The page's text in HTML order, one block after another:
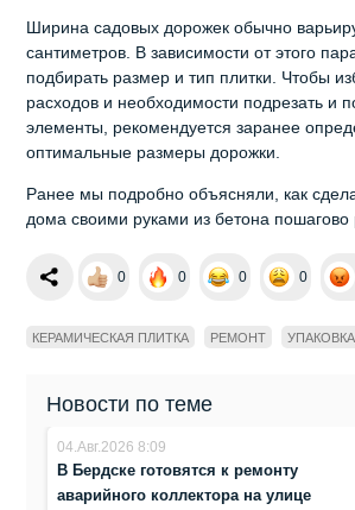
Ширина садовых дорожек обычно
сантиметров. В зависимости от этого
подбирать размер и тип плитки. Чтобы
расходов и необходимости подрезать и
элементы, рекомендуется заранее
оптимальные размеры дорожки.
Ранее мы подробно объясняли, как
дома своими руками из бетона пошагово
0 0 0 0
КЕРАМИЧЕСКАЯ ПЛИТКА РЕМОНТ УПАКОВКА
Новости по теме
04.Авг.2026 8:09
В Бердске готовятся к ремонту
аварийного коллектора на улице